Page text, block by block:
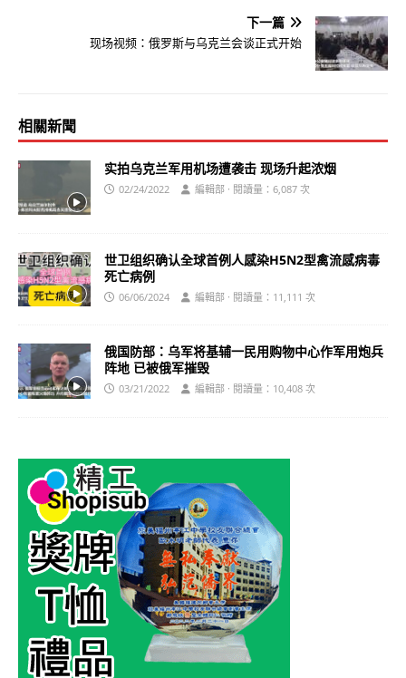
下一篇
现场视频：俄罗斯与乌克兰会谈正式开始
相關新聞
实拍乌克兰军用机场遭袭击 现场升起浓烟
02/24/2022 編輯部 · 閱讀量：6,087 次
世卫组织确认全球首例人感染H5N2型禽流感病毒
死亡病例
06/06/2024 編輯部 · 閱讀量：11,111 次
俄国防部：乌军将基辅一民用购物中心作军用炮兵
阵地 已被俄军摧毁
03/21/2022 編輯部 · 閱讀量：10,408 次